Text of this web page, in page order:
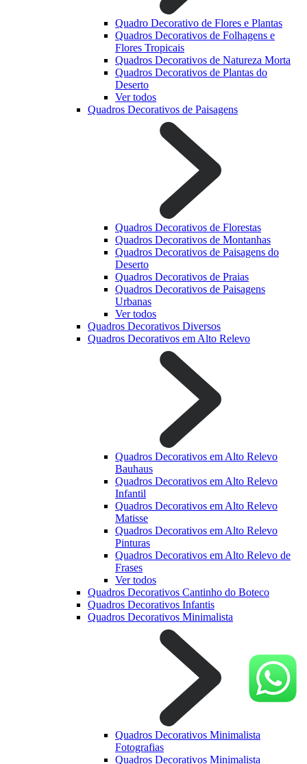
Quadro Decorativo de Flores e Plantas
Quadros Decorativos de Folhagens e
Flores Tropicais
Quadros Decorativos de Natureza Morta
Quadros Decorativos de Plantas do
Deserto
Ver todos
Quadros Decorativos de Paisagens
Quadros Decorativos de Florestas
Quadros Decorativos de Montanhas
Quadros Decorativos de Paisagens do
Deserto
Quadros Decorativos de Praias
Quadros Decorativos de Paisagens
Urbanas
Ver todos
Quadros Decorativos Diversos
Quadros Decorativos em Alto Relevo
Quadros Decorativos em Alto Relevo
Bauhaus
Quadros Decorativos em Alto Relevo
Infantil
Quadros Decorativos em Alto Relevo
Matisse
Quadros Decorativos em Alto Relevo
Pinturas
Quadros Decorativos em Alto Relevo de
Frases
Ver todos
Quadros Decorativos Cantinho do Boteco
Quadros Decorativos Infantis
Quadros Decorativos Minimalista
Quadros Decorativos Minimalista
Fotografias
Quadros Decorativos Minimalista